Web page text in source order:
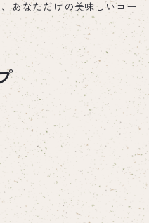
あなただけの美味しいコー